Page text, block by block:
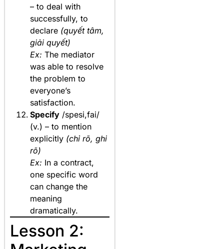
– to deal with
successfully, to
declare (quyết tâm,
giải quyết)
Ex: The mediator
was able to resolve
the problem to
everyone’s
satisfaction.
Specify /spesi,fai/
(v.) – to mention
explicitly (chỉ rõ, ghi
rõ)
Ex: In a contract,
one specific word
can change the
meaning
dramatically.
Lesson 2: